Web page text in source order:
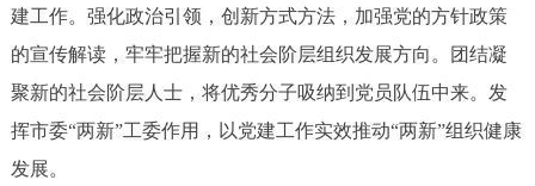
绿色北京 图说北京 视频北京
多语种
建工作。强化政治引领，创新方式方法，加强党的方针政策
的宣传解读，牢牢把握新的社会阶层组织发展方向。团结凝
聚新的社会阶层人士，将优秀分子吸纳到党员队伍中来。发
挥市委“两新”工委作用，以党建工作实效推动“两新”组织健康
发展。